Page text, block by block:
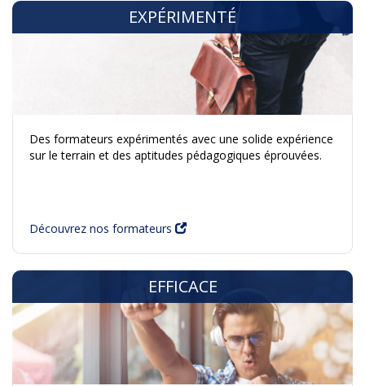
EXPÉRIMENTÉ
Des formateurs expérimentés avec une solide expérience
sur le terrain et des aptitudes pédagogiques éprouvées.
Découvrez nos formateurs
EFFICACE